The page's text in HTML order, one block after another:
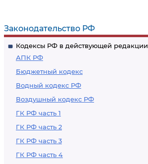
Законодательство РФ
Кодексы РФ в действующей редакции
АПК РФ
Бюджетный кодекс
Водный кодекс РФ
Воздушный кодекс РФ
ГК РФ часть 1
ГК РФ часть 2
ГК РФ часть 3
ГК РФ часть 4